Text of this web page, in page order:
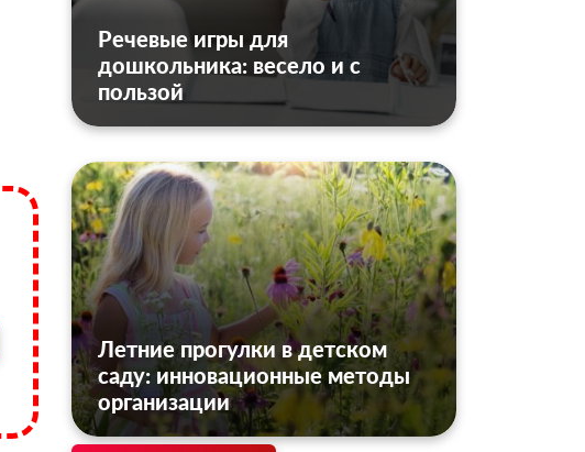
Речевые игры для
дошкольника: весело и с
пользой
Летние прогулки в детском
саду: инновационные методы
организации